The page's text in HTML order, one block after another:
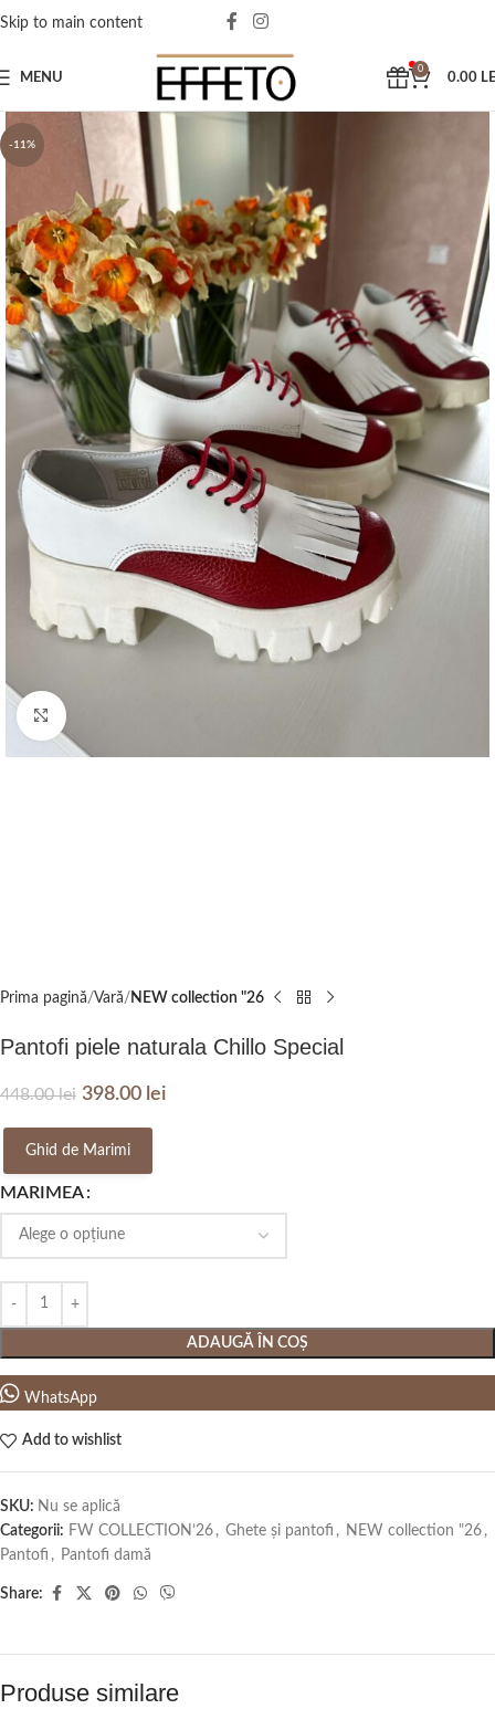
Skip to main content
MENU
0
0.00
-11%
Click to enlarge
Prima pagină Vară NEW collection "26
Pantofi piele naturala Chillo Special
448.00lei 398.00 lei
Ghid de Marimi
MARIMEA
ADAUGĂ ÎN COȘ
WhatsApp
Add to wishlist
SKU: Nu se aplică
Categorii: FW COLLECTION’26 , Ghete și pantofi , NEW collection "26 ,
Pantofi , Pantofi damă
Share:
Produse similare